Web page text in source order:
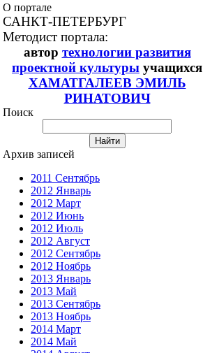
О портале
САНКТ-ПЕТЕРБУРГ
Методист портала:
автор технологии развития
проектной культуры учащихся
ХАМАТГАЛЕЕВ ЭМИЛЬ
РИНАТОВИЧ
Поиск
Архив записей
2011 Сентябрь
2012 Январь
2012 Март
2012 Июнь
2012 Июль
2012 Август
2012 Сентябрь
2012 Ноябрь
2013 Январь
2013 Май
2013 Сентябрь
2013 Ноябрь
2014 Март
2014 Май